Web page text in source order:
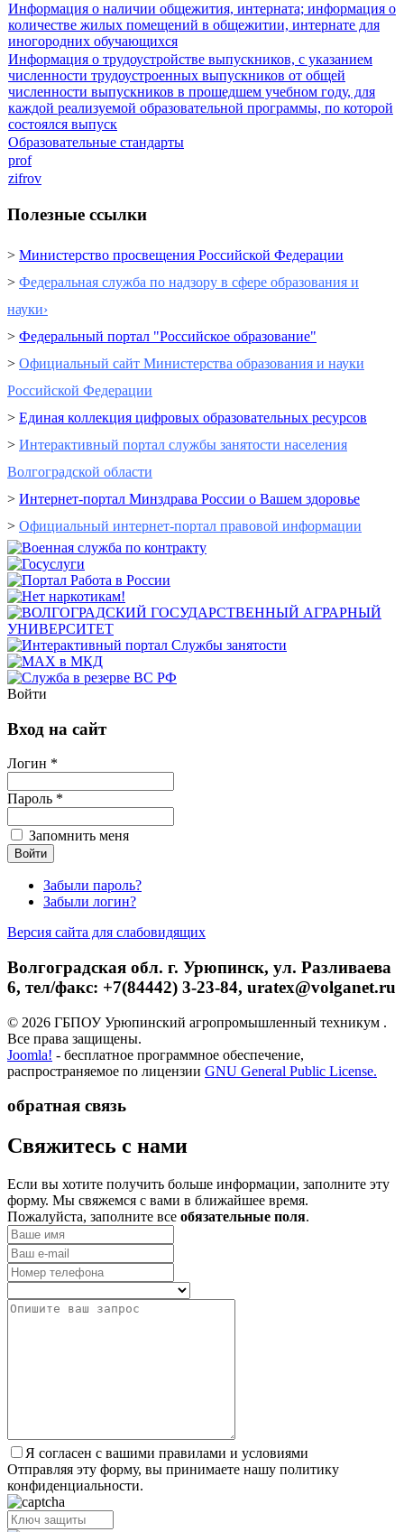
Информация о наличии общежития, интерната; информация о
количестве жилых помещений в общежитии, интернате для
иногородних обучающихся
Информация о трудоустройстве выпускников, с указанием
численности трудоустроенных выпускников от общей
численности выпускников в прошедшем учебном году, для
каждой реализуемой образовательной программы, по которой
состоялся выпуск
Образовательные стандарты
prof
zifrov
Полезные ссылки
> Министерство просвещения Российской Федерации
> Федеральная служба по надзору в сфере образования и
науки›
> Федеральный портал "Российское образование"
> Официальный сайт Министерства образования и науки
Российской Федерации
> Единая коллекция цифровых образовательных ресурсов
> Интерактивный портал cлужбы занятости населения
Волгоградской области
> Интернет-портал Минздрава России о Вашем здоровье
> Официальный интернет-портал правовой информации
Войти
Вход на сайт
Логин *
Пароль *
Запомнить меня
Забыли пароль?
Забыли логин?
Версия сайта для слабовидящих
Волгоградская обл. г. Урюпинск, ул. Разливаева
6, тел/факс: +7(84442) 3-23-84, uratex@volganet.ru
© 2026 ГБПОУ Урюпинский агропромышленный техникум .
Все права защищены.
Joomla! - бесплатное программное обеспечение,
распространяемое по лицензии GNU General Public License.
обратная связь
­Свяжитесь с нами
Если вы хотите получить больше информации, заполните эту
форму. Мы свяжемся с вами в ближайшее время.
Пожалуйста, заполните все обязательные поля.
Я согласен с вашими правилами и условиями
Отправляя эту форму, вы принимаете нашу политику
конфиденциальности.